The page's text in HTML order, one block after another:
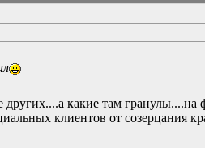
какие там гранулы....на
клиентов от созерцания